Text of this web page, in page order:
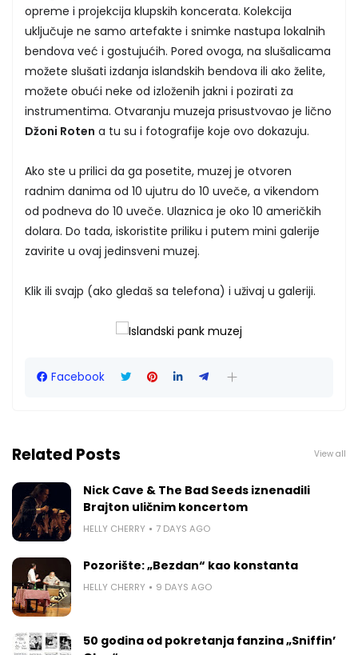
opreme i projekcija klupskih koncerata. Kolekcija
uključuje ne samo artefakte i snimke nastupa lokalnih
bendova već i gostujućih. Pored ovoga, na slušalicama
možete slušati izdanja islandskih bendova ili ako želite,
možete obući neke od izloženih jakni i pozirati za
instrumentima. Otvaranju muzeja prisustvovao je lično
Džoni Roten a tu su i fotografije koje ovo dokazuju.
Ako ste u prilici da ga posetite, muzej je otvoren
radnim danima od 10 ujutru do 10 uveče, a vikendom
od podneva do 10 uveče. Ulaznica je oko 10 američkih
dolara. Do tada, iskoristite priliku i putem mini galerije
zavirite u ovaj jedinsveni muzej.
Klik ili svajp (ako gledaš sa telefona) i uživaj u galeriji.
Facebook
Related Posts View all
Nick Cave & The Bad Seeds iznenadili
Brajton uličnim koncertom
HELLY CHERRY 7 DAYS AGO
Pozorište: „Bezdan“ kao konstanta
HELLY CHERRY 9 DAYS AGO
50 godina od pokretanja fanzina „Sniffin’